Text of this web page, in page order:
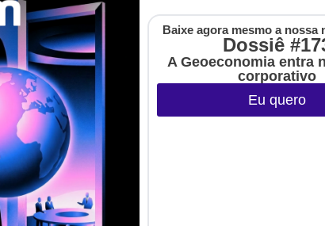
Baixe agora mesmo a nossa
Dossiê
A Geoeconomia entra
corporativo
Eu quero